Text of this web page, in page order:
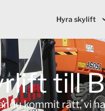
Hyra skylift
till
du kommit rätt, vi